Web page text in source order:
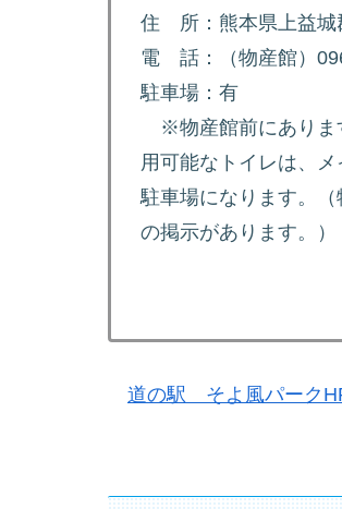
住 所：熊本県上益城
電 話：（物産館）
駐車場：有
※物産館前にありま
用可能なトイレは、
駐車場になります。（
の掲示があります。）
道の駅 そよ風パーク